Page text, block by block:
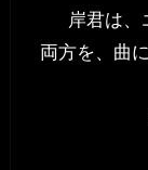
岸君は
両方を、曲